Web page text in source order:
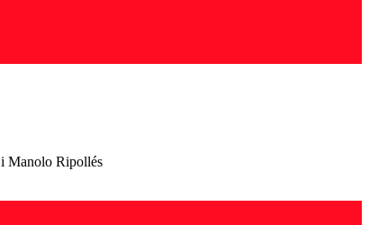
i Manolo Ripollés